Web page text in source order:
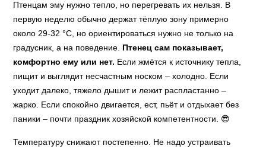
Птенцам эму нужно тепло, но перегревать их нельзя. В
первую неделю обычно держат тёплую зону примерно
около 29-32 °C, но ориентироваться нужно не только на
градусник, а на поведение. Птенец сам показывает,
комфортно ему или нет. Если жмётся к источнику тепла,
пищит и выглядит несчастным носком – холодно. Если
уходит далеко, тяжело дышит и лежит распластанно –
жарко. Если спокойно двигается, ест, пьёт и отдыхает без
паники – почти праздник хозяйской компетентности. 😎
Температуру снижают постепенно. Не надо устраивать